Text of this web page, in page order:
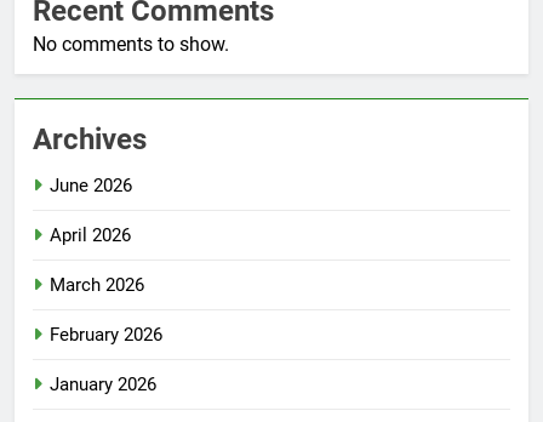
Recent Comments
No comments to show.
Archives
June 2026
April 2026
March 2026
February 2026
January 2026